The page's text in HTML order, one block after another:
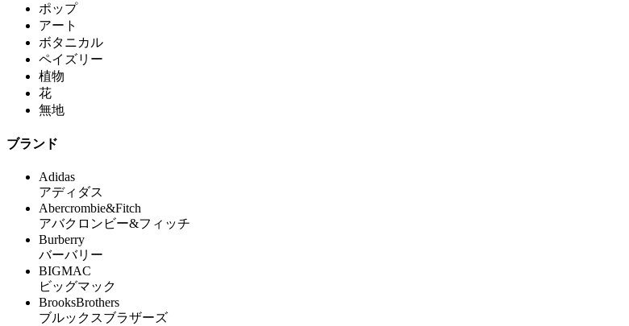
ポップ
アート
ボタニカル
ペイズリー
植物
花
無地
ブランド
Adidas
アディダス
Abercrombie&Fitch
アバクロンビー&フィッチ
Burberry
バーバリー
BIGMAC
ビッグマック
BrooksBrothers
ブルックスブラザーズ